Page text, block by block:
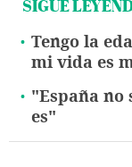
SIGUE
Tengo la
mi vida es
"España no
es"